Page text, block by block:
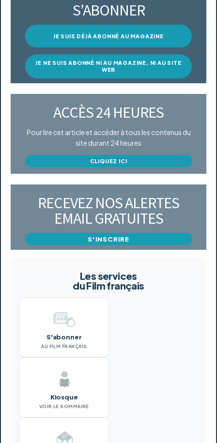
S’ABONNER
JE SUIS DÉJÀ ABONNÉ AU MAGAZINE
JE NE SUIS ABONNÉ NI AU MAGAZINE, NI AU SITE
WEB
ACCÈS 24 HEURES
Pour lire cet article et accéder à tous les contenus du
site durant 24 heures
CLIQUEZ ICI
RECEVEZ NOS ALERTES
EMAIL GRATUITES
S'INSCRIRE
Les services
du Film français
S'abonner
AU FILM FRANÇAIS
Kiosque
VOIR LE SOMMAIRE